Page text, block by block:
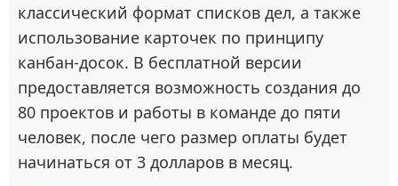
классический формат списков дел, а также
использование карточек по принципу
канбан-досок. В бесплатной версии
предоставляется возможность создания до
80 проектов и работы в команде до пяти
человек, после чего размер оплаты будет
начинаться от 3 долларов в месяц.